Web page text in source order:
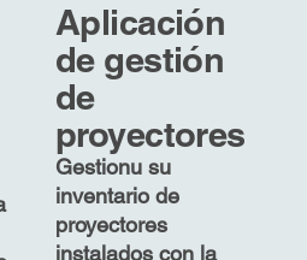
Aplicación
de gestión
de
proyectores
Gestionu su
inventario de
proyectores
instalados con la